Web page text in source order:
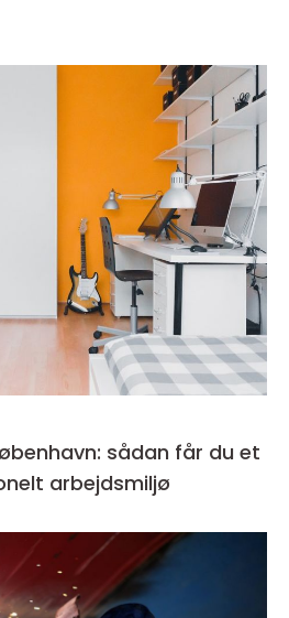
sådan får du et
arbejdsmiljø